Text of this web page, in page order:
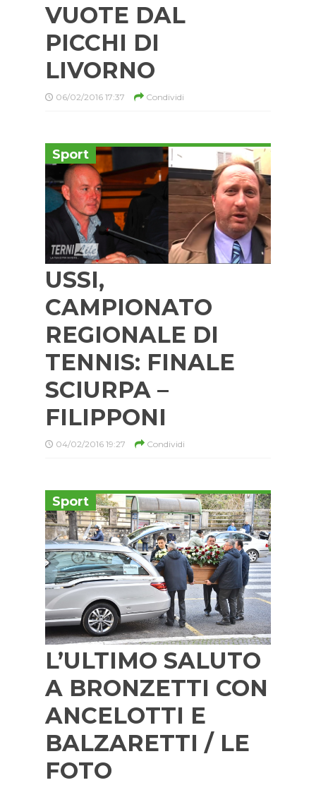
VUOTE DAL
PICCHI DI
LIVORNO
06/02/2016 17:37 Condividi
Sport
USSI,
CAMPIONATO
REGIONALE DI
TENNIS: FINALE
SCIURPA –
FILIPPONI
04/02/2016 19:27 Condividi
Sport
L’ULTIMO SALUTO
A BRONZETTI CON
ANCELOTTI E
BALZARETTI / LE
FOTO